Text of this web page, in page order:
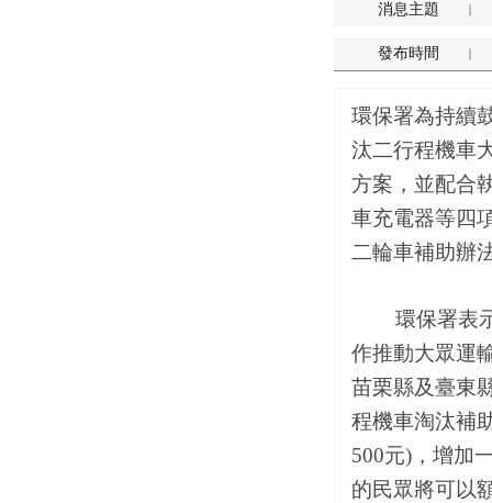
消息主題
發布時間
環保署為持續
汰二行程機車
方案，並配合
車充電器等四
二輪車補助辦
環保署表示
作推動大眾運
苗栗縣及臺東
程機車淘汰補
500元)，增加
的民眾將可以